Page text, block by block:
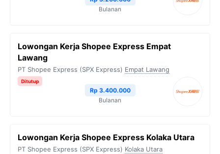
Bulanan
Lowongan Kerja Shopee Express Empat
Lawang
PT Shopee Express (SPX Express) Empat Lawang
Ditutup
Rp 3.400.000
Bulanan
Lowongan Kerja Shopee Express Kolaka Utara
PT Shopee Express (SPX Express) Kolaka Utara